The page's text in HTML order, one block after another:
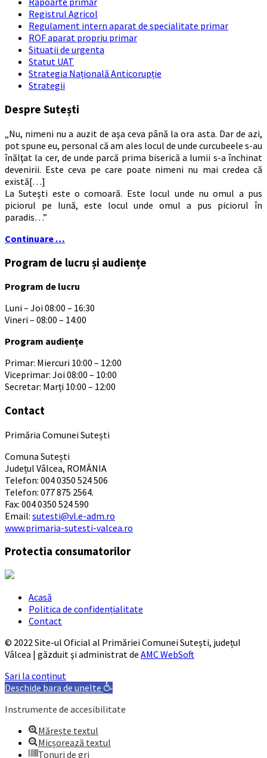
Registrul Agricol
Regulament intern aparat de specialitate primar
ROF aparat propriu primar
Situatii de urgenta
Statut UAT
Strategia Națională Anticorupție
Strategii
Despre Sutești
„Nu, nimeni nu a auzit de aşa ceva până la ora asta. Dar de azi,
pot spune eu, personal că am ales locul de unde curcubeele s-au
înălţat la cer, de unde parcă prima biserică a lumii s-a închinat
devenirii. Este ceva pe care poate nimeni nu mai credea că
există[…]
La Suteşti este o comoară. Este locul unde nu omul a pus
piciorul pe lună, este locul unde omul a pus piciorul în
paradis…”
Continuare …
Program de lucru și audiențe
Program de lucru
Luni – Joi 08:00 – 16:30
Vineri – 08:00 – 14:00
Program audiențe
Primar: Miercuri 10:00 – 12:00
Viceprimar: Joi 08:00 – 10:00
Secretar: Marți 10:00 – 12:00
Contact
Primăria Comunei Sutești
Comuna Sutești
Județul Vâlcea, ROMÂNIA
Telefon: 004 0350 524 506
Telefon: 077 875 2564.
Fax: 004 0350 524 590
Email: sutesti@vl.e-adm.ro
www.primaria-sutesti-valcea.ro
Protectia consumatorilor
Acasă
Politica de confidențialitate
Contact
© 2022 Site-ul Oficial al Primăriei Comunei Sutești, județul
Vâlcea | găzduit şi administrat de AMC WebSoft
Sari la conținut
Deschide bara de unelte
Instrumente de accesibilitate
Mărește textul
Micșorează textul
Tonuri de gri